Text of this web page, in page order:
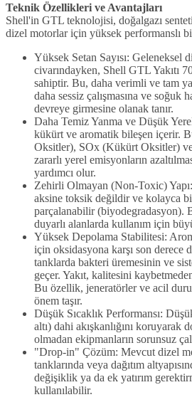
Teknik Özellikleri ve Avantajları
Shell'in GTL teknolojisi, doğalgazı
dizel motorlar için yüksek performanslı
Yüksek Setan Sayısı: Geleneksel
civarındayken, Shell GTL Yakıtı
sahiptir. Bu, daha verimli ve tam
daha sessiz çalışmasına ve soğuk
devreye girmesine olanak tanır.
Daha Temiz Yanma ve Düşük
kükürt ve aromatik bileşen içerir.
Oksitler), SOx (Kükürt Oksitler)
zararlı yerel emisyonların
yardımcı olur.
Zehirli Olmayan (Non-Toxic)
aksine toksik değildir ve kolayca
parçalanabilir (biyodegradasyon).
duyarlı alanlarda kullanım için
Yüksek Depolama Stabilitesi:
için oksidasyona karşı son derece
tanklarda bakteri üremesinin ve
geçer. Yakıt, kalitesini
Bu özellik, jeneratörler ve acil
önem taşır.
Düşük Sıcaklık Performansı:
altı) dahi akışkanlığını koruyarak
olmadan ekipmanların sorunsuz
"Drop-in" Çözüm: Mevcut dizel
tanklarında veya dağıtım
değişiklik ya da ek yatırım
kullanılabilir.